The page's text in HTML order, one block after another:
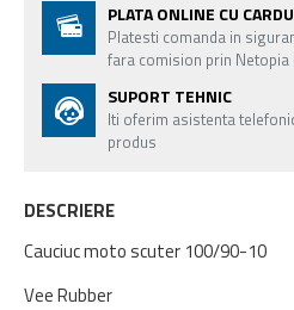
PLATA ONLINE CU
Platesti comanda in
fara comision prin Netopia
SUPORT TEHNIC
Iti oferim asistenta
produs
DESCRIERE
Cauciuc moto scuter 100/90-10
Vee Rubber